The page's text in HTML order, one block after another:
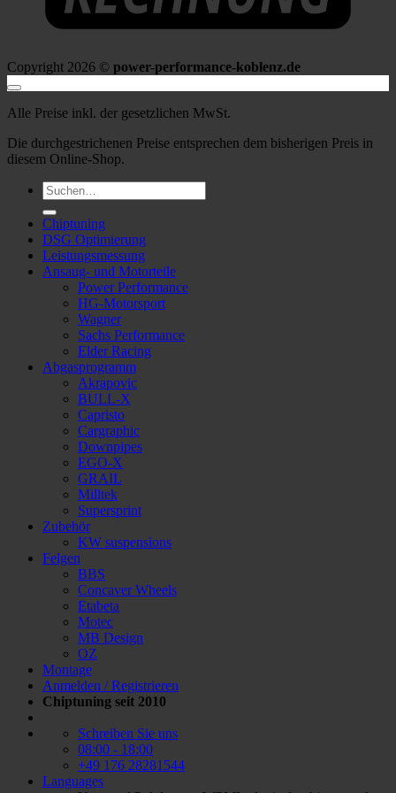
Copyright 2026 © power-performance-koblenz.de
Alle Preise inkl. der gesetzlichen MwSt.
Die durchgestrichenen Preise entsprechen dem bisherigen Preis in
diesem Online-Shop.
Suche
nach:
Chiptuning
DSG Optimierung
Leistungsmessung
Ansaug- und Motorteile
Power Performance
HG-Motorsport
Wagner
Sachs Performance
Elder Racing
Abgasprogramm
Akrapovic
BULL-X
Capristo
Cargraphic
Downpipes
EGO-X
GRAIL
Milltek
Supersprint
Zubehör
KW suspensions
Felgen
BBS
Concaver Wheels
Etabeta
Motec
MB Design
OZ
Montage
Anmelden / Registrieren
Chiptuning seit 2010
Schreiben Sie uns
08:00 - 18:00
+49 176 28281544
Languages